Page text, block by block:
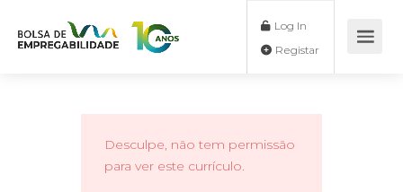
Log In
Desculpe, não tem permissão
para ver este currículo.